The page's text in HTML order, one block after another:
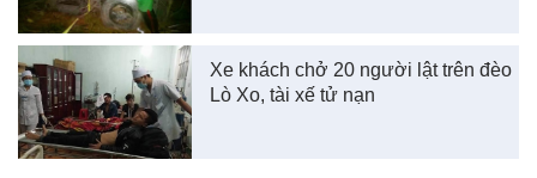
Xe khách chở 20 người lật trên đèo
Lò Xo, tài xế tử nạn